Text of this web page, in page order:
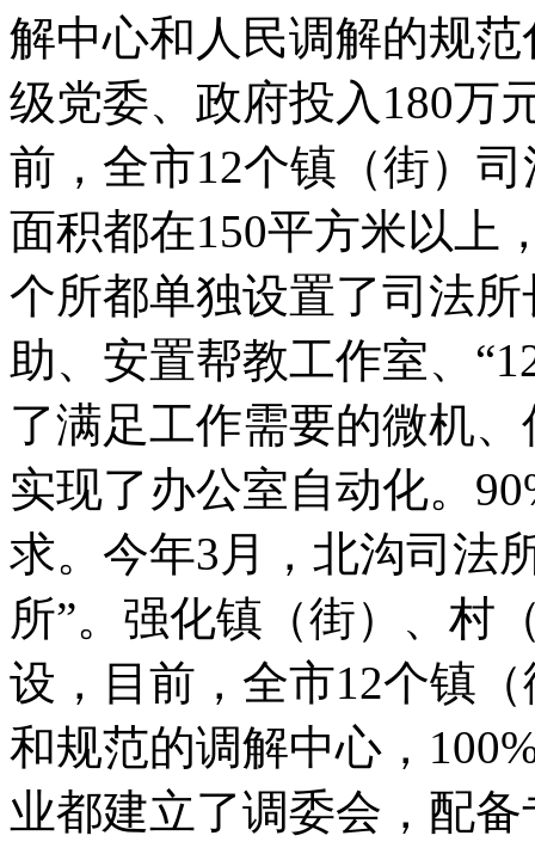
解中心和人民调解的规
级党委、政府投入180万
前，全市12个镇（街）
面积都在150平方米以上
个所都单独设置了司法所
助、安置帮教工作室、
了满足工作需要的微机
实现了办公室自动化。
求。今年3月，北沟司法
所”。强化镇（街）、村
设，目前，全市12个镇
和规范的调解中心，
业都建立了调委会，配